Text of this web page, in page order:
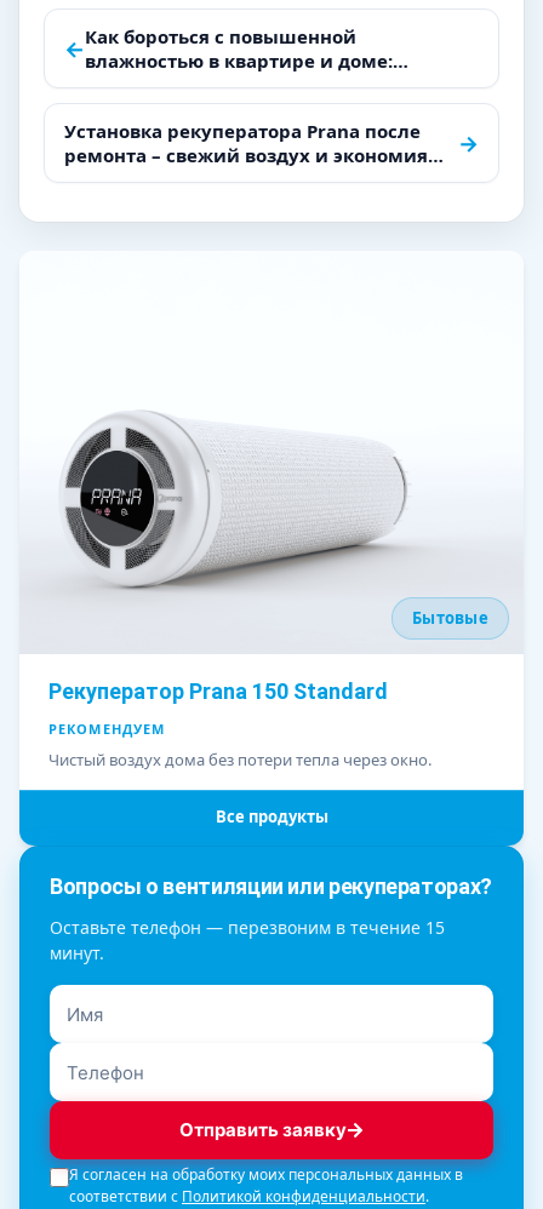
Навигация
по
записям
←Как бороться с повышенной
влажностью в квартире и доме:
Идеальное решение с
вентиляционными системами Prana
Установка рекуператора Prana после
ремонта – свежий воздух и экономия
энергии
→
Бытовые
Рекуператор Prana 150 Standard
РЕКОМЕНДУЕМ
Чистый воздух дома без потери тепла через окно.
Все продукты
Вопросы о вентиляции или рекуператорах?
Оставьте телефон — перезвоним в течение 15
минут.
Отправить заявку
Я согласен на обработку моих персональных данных в
соответствии с Политикой конфиденциальности.